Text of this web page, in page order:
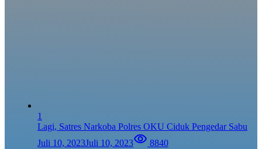
1
Lagi, Satres Narkoba Polres OKU Ciduk Pengedar Sabu
Juli 10, 2023Juli 10, 2023 8840